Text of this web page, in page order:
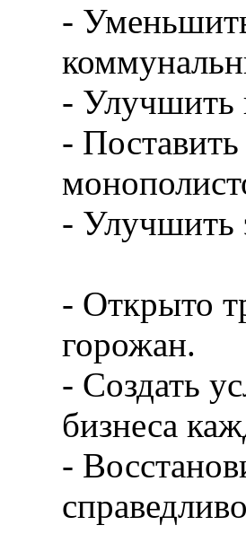
-
- Улучшить
-
- Улучшить
- Открыто
горожан.
- Создать
бизнеса
-